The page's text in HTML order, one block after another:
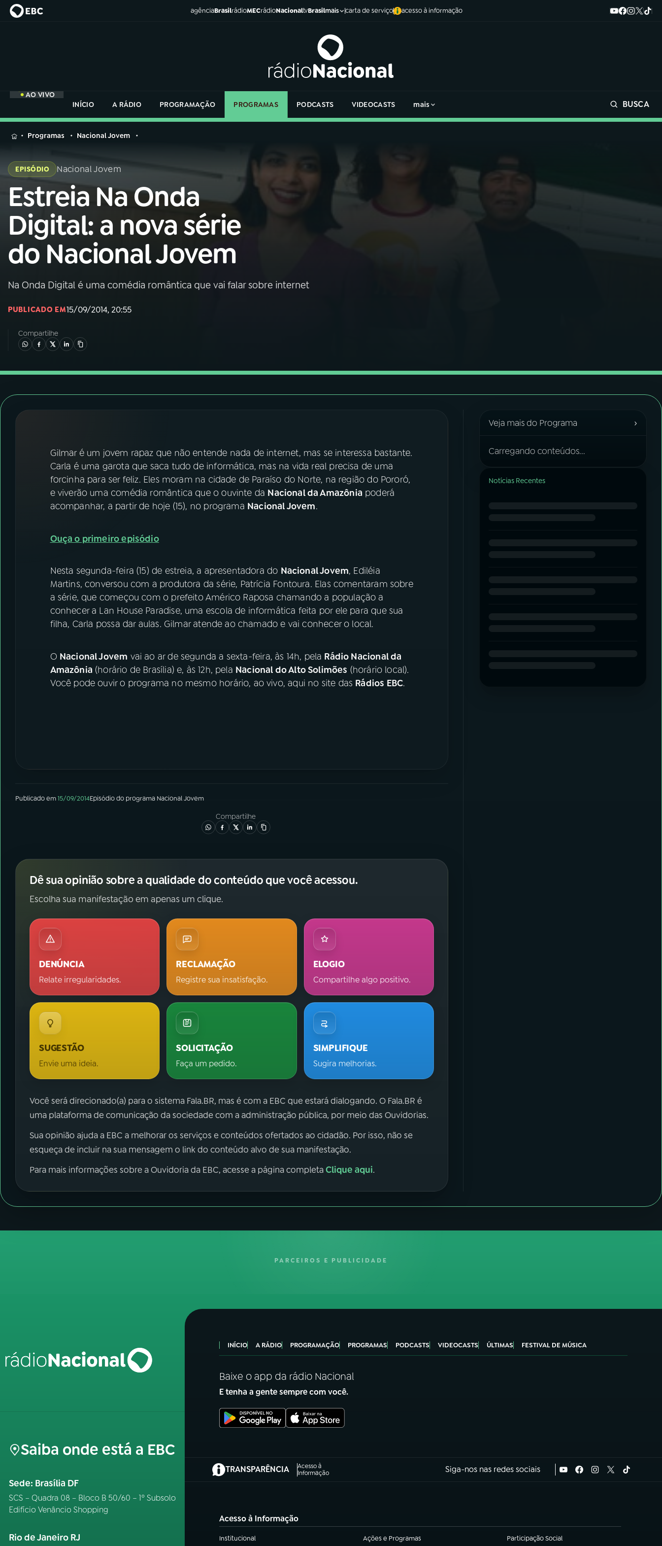
agênciaBrasilrádioMECrádioNacionaltvBrasilmais carta de serviço acesso à informação
AO VIVO
INÍCIO
A RÁDIO PROGRAMAÇÃO PROGRAMAS PODCASTS VIDEOCASTS mais BUSCA
MENU
Buscar
na
Rádio
Nacional
01INÍCIO
A RÁDIO
03PROGRAMAÇÃO
04PROGRAMAS
FESTIVAL DE MÚSICA
ACOMPANHE A RÁDIO NACIONAL
na
Rádio
Nacional
Programas Nacional Jovem
EPISÓDIO Nacional Jovem
Estreia Na Onda
Digital: a nova série
do Nacional Jovem
Na Onda Digital é uma comédia romântica que vai falar sobre internet
PUBLICADO EM15/09/2014, 20:55
Compartilhe
Gilmar é um jovem rapaz que não entende nada de internet, mas se interessa bastante.
Carla é uma garota que saca tudo de informática, mas na vida real precisa de uma
forcinha para ser feliz. Eles moram na cidade de Paraíso do Norte, na região do Pororó,
e viverão uma comédia romântica que o ouvinte da Nacional da Amazônia poderá
acompanhar, a partir de hoje (15), no programa Nacional Jovem.
Ouça o primeiro episódio
Nesta segunda-feira (15) de estreia, a apresentadora do Nacional Jovem, Ediléia
Martins, conversou com a produtora da série, Patrícia Fontoura. Elas comentaram sobre
a série, que começou com o prefeito Américo Raposa chamando a população a
conhecer a Lan House Paradise, uma escola de informática feita por ele para que sua
filha, Carla possa dar aulas. Gilmar atende ao chamado e vai conhecer o local.
O Nacional Jovem vai ao ar de segunda a sexta-feira, às 14h, pela Rádio Nacional da
Amazônia (horário de Brasília) e, às 12h, pela Nacional do Alto Solimões (horário local).
Você pode ouvir o programa no mesmo horário, ao vivo, aqui no site das Rádios EBC.
Publicado em15/09/2014Episódiodo programa Nacional Jovem
Compartilhe
Dê sua opinião sobre a qualidade do conteúdo que você acessou.
Escolha sua manifestação em apenas um clique.
DENÚNCIA
Relate irregularidades.
RECLAMAÇÃO
Registre sua insatisfação.
ELOGIO
Compartilhe algo positivo.
SUGESTÃO
Envie uma ideia.
SOLICITAÇÃO
Faça um pedido.
SIMPLIFIQUE
Sugira melhorias.
Você será direcionado(a) para o sistema Fala.BR, mas é com a EBC que estará dialogando. O Fala.BR é
uma plataforma de comunicação da sociedade com a administração pública, por meio das Ouvidorias.
Sua opinião ajuda a EBC a melhorar os serviços e conteúdos ofertados ao cidadão. Por isso, não se
esqueça de incluir na sua mensagem o link do conteúdo alvo de sua manifestação.
Para mais informações sobre a Ouvidoria da EBC, acesse a página completaClique aqui.
Veja mais do Programa ›
Carregando conteúdos...
Notícias Recentes
PARCEIROS E PUBLICIDADE
Saiba onde está a EBC
Sede: Brasília DF
SCS – Quadra 08 – Bloco B 50/60 – 1º Subsolo
Edifício Venâncio Shopping
Rio de Janeiro RJ
INÍCIO A RÁDIO PROGRAMAÇÃO PROGRAMAS PODCASTS VIDEOCASTS ÚLTIMAS FESTIVAL DE MÚSICA
Baixe o app da rádio Nacional
E tenha a gente sempre com você.
TRANSPARÊNCIA
Acesso à
Informação
(abre em nova aba) Siga-nos nas redes sociais
Acesso à Informação
Institucional
(abre em nova aba) Ações e Programas
(abre em nova aba) Participação Social
(abre em nova aba)